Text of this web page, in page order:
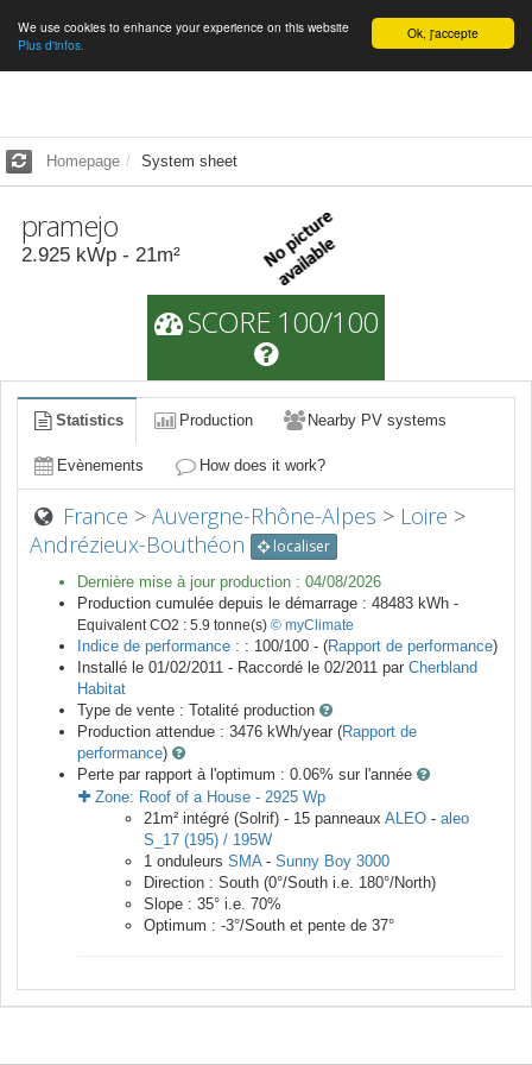
English Ok, j'accepte
We use cookies to enhance your experience on this website
Plus d'infos.
Homepage System sheet
pramejo
2.925 kWp - 21m²
SCORE 100/100
Statistics Production Nearby PV systems
Evènements How does it work?
France >Auvergne-Rhône-Alpes > Loire >
Andrézieux-Bouthéon
localiser
Dernière mise à jour production : 04/08/2026
Production cumulée depuis le démarrage : 48483 kWh -
Equivalent CO2 : 5.9 tonne(s) © myClimate
Indice de performance : : 100/100 - (Rapport de performance)
Installé le 01/02/2011 - Raccordé le 02/2011 par Cherbland
Habitat
Type de vente : Totalité production
Production attendue : 3476 kWh/year (Rapport de
performance)
Perte par rapport à l'optimum : 0.06% sur l'année
Zone: Roof of a House - 2925 Wp
21m² intégré (Solrif) - 15 panneaux ALEO - aleo
S_17 (195) / 195W
1 onduleurs SMA- Sunny Boy 3000
Direction : South (0°/South i.e. 180°/North)
Slope : 35° i.e. 70%
Optimum : -3°/South et pente de 37°